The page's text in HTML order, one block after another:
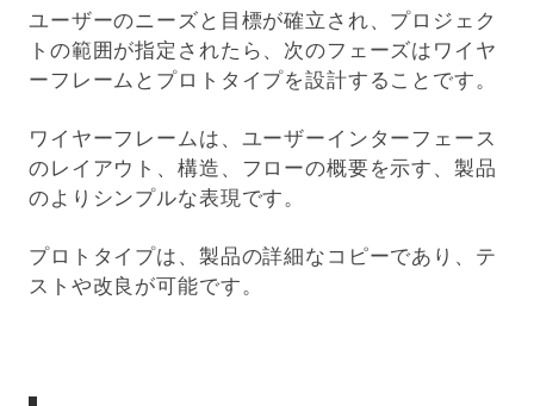
ユーザーのニーズと目標が確立され、プロジェク
トの範囲が指定されたら、次のフェーズはワイヤ
ーフレームとプロトタイプを設計することです。
ワイヤーフレームは、ユーザーインターフェース
のレイアウト、構造、フローの概要を示す、製品
のよりシンプルな表現です。
プロトタイプは、製品の詳細なコピーであり、テ
ストや改良が可能です。